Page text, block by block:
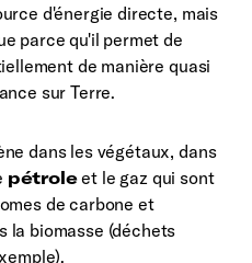
d'énergie directe, mais
parce qu'il permet de
de manière quasi
sur Terre.
dans les végétaux, dans
pétroleet le gaz qui sont
de carbone et
la biomasse (déchets